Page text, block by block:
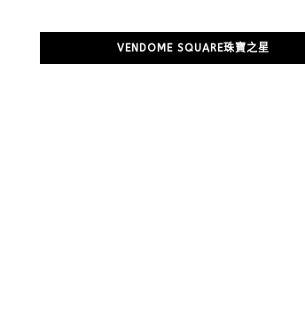
VENDOME SQUARE珠寶之星